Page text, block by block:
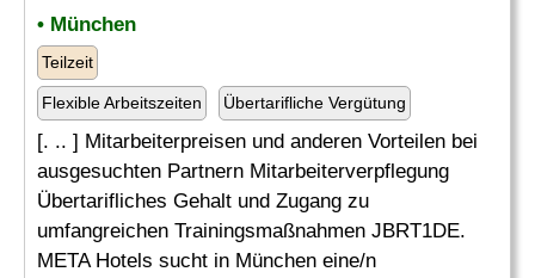
• München
Teilzeit
Flexible Arbeitszeiten Übertarifliche Vergütung
[. .. ] Mitarbeiterpreisen und anderen Vorteilen bei
ausgesuchten Partnern Mitarbeiterverpflegung
Übertarifliches Gehalt und Zugang zu
umfangreichen Trainingsmaßnahmen JBRT1DE.
META Hotels sucht in München eine/n